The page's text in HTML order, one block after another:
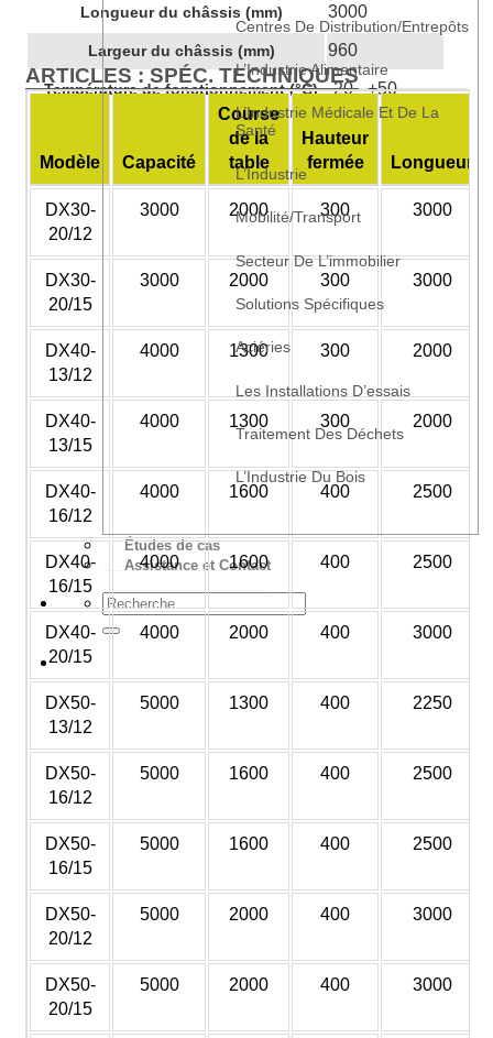
Centres De Distribution/Entrepôts
L’Industrie Alimentaire
L’Industrie Médicale Et De La
Santé
L’Industrie
Mobilité/transport
Secteur De L’immobilier
Solutions Spécifiques
Aciéries
Les Installations D’essais
Traitement Des Déchets
L’Industrie Du Bois
Études de cas
Assistance et Contact
Devis
Longueur du châssis (mm) 3000
Largeur du châssis (mm) 960
Température de fonctionnement (°C) -20 - +50
ARTICLES : SPÉC. TECHNIQUES
Modèle Capacité
Course
de la
table
Hauteur
fermée
Longueur
DX30-
20/12
3000 2000 300 3000
DX30-
20/15
3000 2000 300 3000
DX40-
13/12
4000 1300 300 2000
DX40-
13/15
4000 1300 300 2000
DX40-
16/12
4000 1600 400 2500
DX40-
16/15
4000 1600 400 2500
DX40-
20/15
4000 2000 400 3000
DX50-
13/12
5000 1300 400 2250
DX50-
16/12
5000 1600 400 2500
DX50-
16/15
5000 1600 400 2500
DX50-
20/12
5000 2000 400 3000
DX50-
20/15
5000 2000 400 3000